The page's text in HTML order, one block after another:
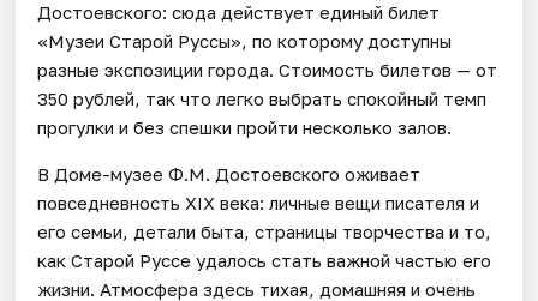
Достоевского: сюда действует единый билет
«Музеи Старой Руссы», по которому доступны
разные экспозиции города. Стоимость билетов — от
350 рублей, так что легко выбрать спокойный темп
прогулки и без спешки пройти несколько залов.
В Доме-музее Ф.М. Достоевского оживает
повседневность XIX века: личные вещи писателя и
его семьи, детали быта, страницы творчества и то,
как Старой Руссе удалось стать важной частью его
жизни. Атмосфера здесь тихая, домашняя и очень